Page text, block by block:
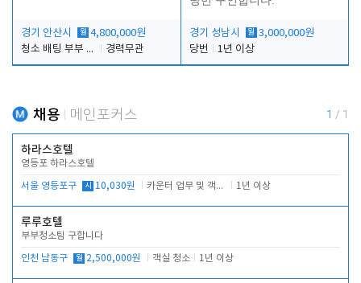
경기 안산시 월 4,800,000원
청소 배팅 부부 구합니다
경력무관
경기 성남시 월 3,000,000원
당번
1년 이상
채용 메인포커스 1 / 1
하라스호텔
영등포 하라스호텔
서울 영등포구 시 10,030원 카운터 업무 및 객실관리(청소상태 확인, 객실판매) 1년 이상
루루호텔
부부청소팀 구합니다
인천 남동구 월 2,500,000원 객실 청소 1년 이상